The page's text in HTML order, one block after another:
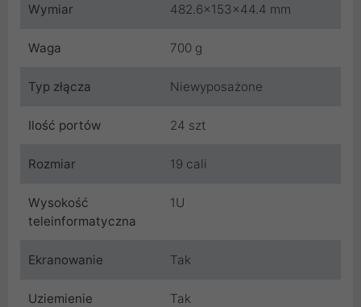
Wymiar 482.6x153x44.4 mm
Waga 700 g
Typ złącza Niewyposażone
Ilość portów 24 szt
Rozmiar 19 cali
Wysokość
teleinformatyczna
1U
Ekranowanie Tak
Uziemienie Tak